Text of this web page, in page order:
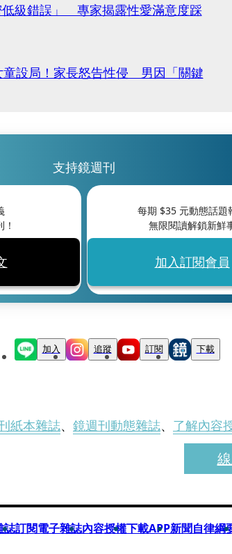
低級錯誤」 專家揭露性愛滿意度踩
童設局！家長怒告性侵 男因「關鍵
支持鏡週刊
每期 $35元動態話題
無限閱讀解鎖新鮮
加入訂閱會員
加入 追蹤 訂閱 下載
紙本雜誌、 鏡週刊動態雜誌、 了解內容
誌訂閱電子雜誌內容授權下載APP新聞自律綱